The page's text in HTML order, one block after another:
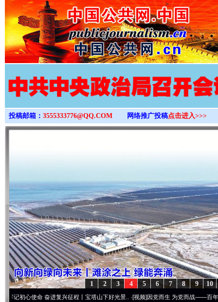
>
投稿邮箱： 3555333776@QQ.COM 网络推广投稿点击进入>>>
10
9
8
7
6
5
4
3
2
1
命 奋进复兴征程丨宝塔山下好光景..·[视频]因党而生 为党而战——百年“纪”事⑧加